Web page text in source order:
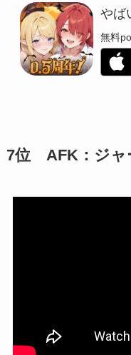
やば
無料
7位 AFK：ジャ